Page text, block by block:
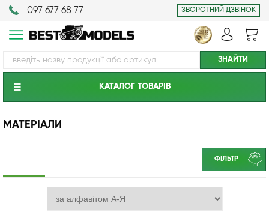
097 677 68 77 ЗВОРОТНИЙ ДЗВІНОК
КАТАЛОГ ТОВАРIВ
МАТЕРІАЛИ
ФІЛЬТР